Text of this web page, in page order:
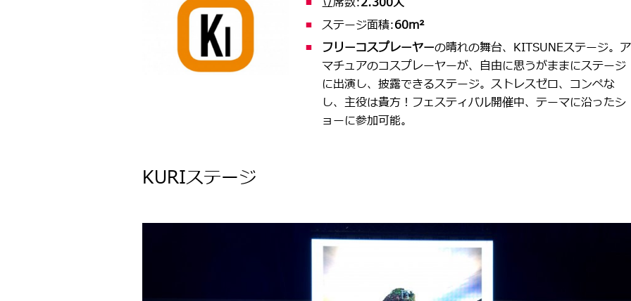
ステージ面積:60m²
フリーコスプレーヤーの晴れの舞台、KITSUNEステージ。ア
マチュアのコスプレーヤーが、自由に思うがままにステージ
に出演し、披露できるステージ。ストレスゼロ、コンペな
し、主役は貴方！フェスティバル開催中、テーマに沿ったシ
ョーに参加可能。
KURIステージ